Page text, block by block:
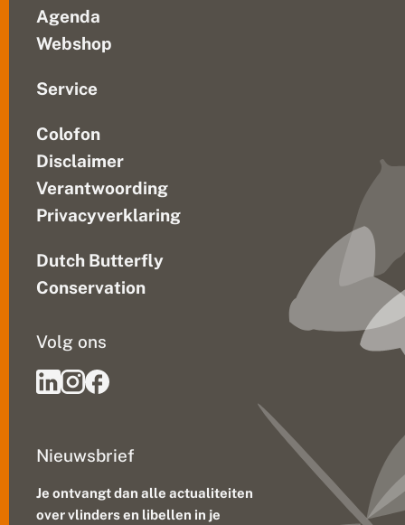
Agenda
Webshop
Service
Colofon
Disclaimer
Verantwoording
Privacyverklaring
Dutch Butterfly
Conservation
Nieuwsbrief
Je ontvangt dan alle actualiteiten
over vlinders en libellen in je
Volg ons